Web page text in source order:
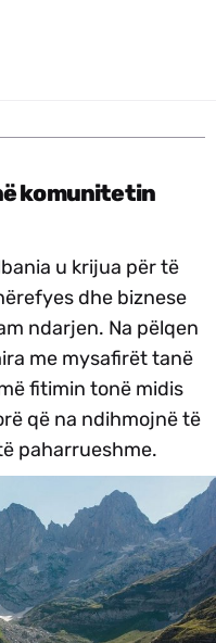
komunitetin
u krijua për të
dhe biznese
ndarjen. Na pëlqen
me mysafirët tanë
fitimin tonë midis
që na ndihmojnë të
paharrueshme.